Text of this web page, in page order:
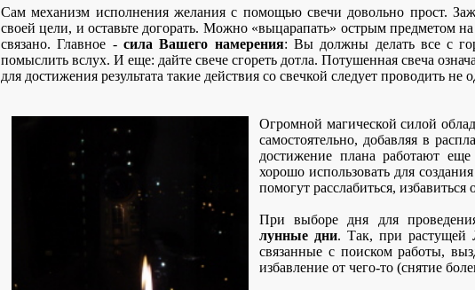
Сам механизм исполнения желания с помощью свечи довольно прост.
своей цели, и оставьте догорать. Можно «выцарапать» острым предметом
связано. Главное - сила Вашего намерения: Вы должны делать все с
помыслить вслух. И еще: дайте свече сгореть дотла. Потушенная свеча
для достижения результата такие действия со свечкой следует проводить не
Огромной магической силой
самостоятельно, добавляя в
достижение плана работают
хорошо использовать для
помогут расслабиться,
При выборе дня для
лунные дни. Так, при растущей
связанные с поиском работы,
избавление от чего-то (снятие